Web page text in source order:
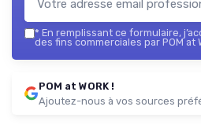
* En remplissant ce formulaire,
des fins commerciales par POM at
POM at WORK !
Ajoutez-nous à vos sources